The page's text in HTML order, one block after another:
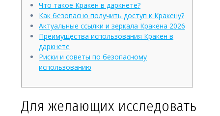
Что такое Кракен в даркнете?
Как безопасно получить доступ к Кракену?
Актуальные ссылки и зеркала Кракена 2026
Преимущества использования Кракен в
даркнете
Риски и советы по безопасному
использованию
Для желающих исследовать